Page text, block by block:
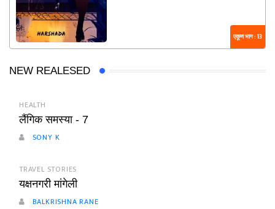
एकूण भाग : 13
NEW REALESED
HEALTH
लैंगिक समस्या - 7
SONY K
TRAVEL STORIES
यक्षनगरी मांगेली
BALKRISHNA RANE